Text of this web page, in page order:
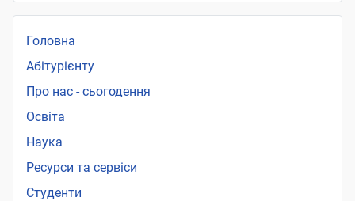
Головна
Абітурієнту
Про нас - сьогодення
Освіта
Наука
Ресурси та сервіси
Студенти